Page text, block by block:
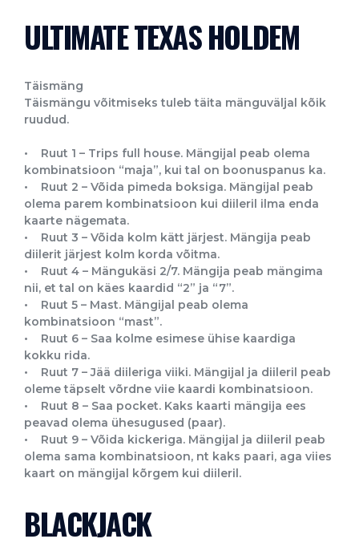
ULTIMATE TEXAS HOLDEM
Täismäng
Täismängu võitmiseks tuleb täita mänguväljal kõik
ruudud.
• Ruut 1 – Trips full house. Mängijal peab olema
kombinatsioon “maja”, kui tal on boonuspanus ka.
• Ruut 2 – Võida pimeda boksiga. Mängijal peab
olema parem kombinatsioon kui diileril ilma enda
kaarte nägemata.
• Ruut 3 – Võida kolm kätt järjest. Mängija peab
diilerit järjest kolm korda võitma.
• Ruut 4 – Mängukäsi 2/7. Mängija peab mängima
nii, et tal on käes kaardid “2” ja “7”.
• Ruut 5 – Mast. Mängijal peab olema
kombinatsioon “mast”.
• Ruut 6 – Saa kolme esimese ühise kaardiga
kokku rida.
• Ruut 7 – Jää diileriga viiki. Mängijal ja diileril peab
oleme täpselt võrdne viie kaardi kombinatsioon.
• Ruut 8 – Saa pocket. Kaks kaarti mängija ees
peavad olema ühesugused (paar).
• Ruut 9 – Võida kickeriga. Mängijal ja diileril peab
olema sama kombinatsioon, nt kaks paari, aga viies
kaart on mängijal kõrgem kui diileril.
BLACKJACK